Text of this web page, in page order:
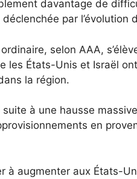
davantage de
par
selon AAA,
les États-Unis et Israël
la région.
à une hausse
en
à augmenter aux États-